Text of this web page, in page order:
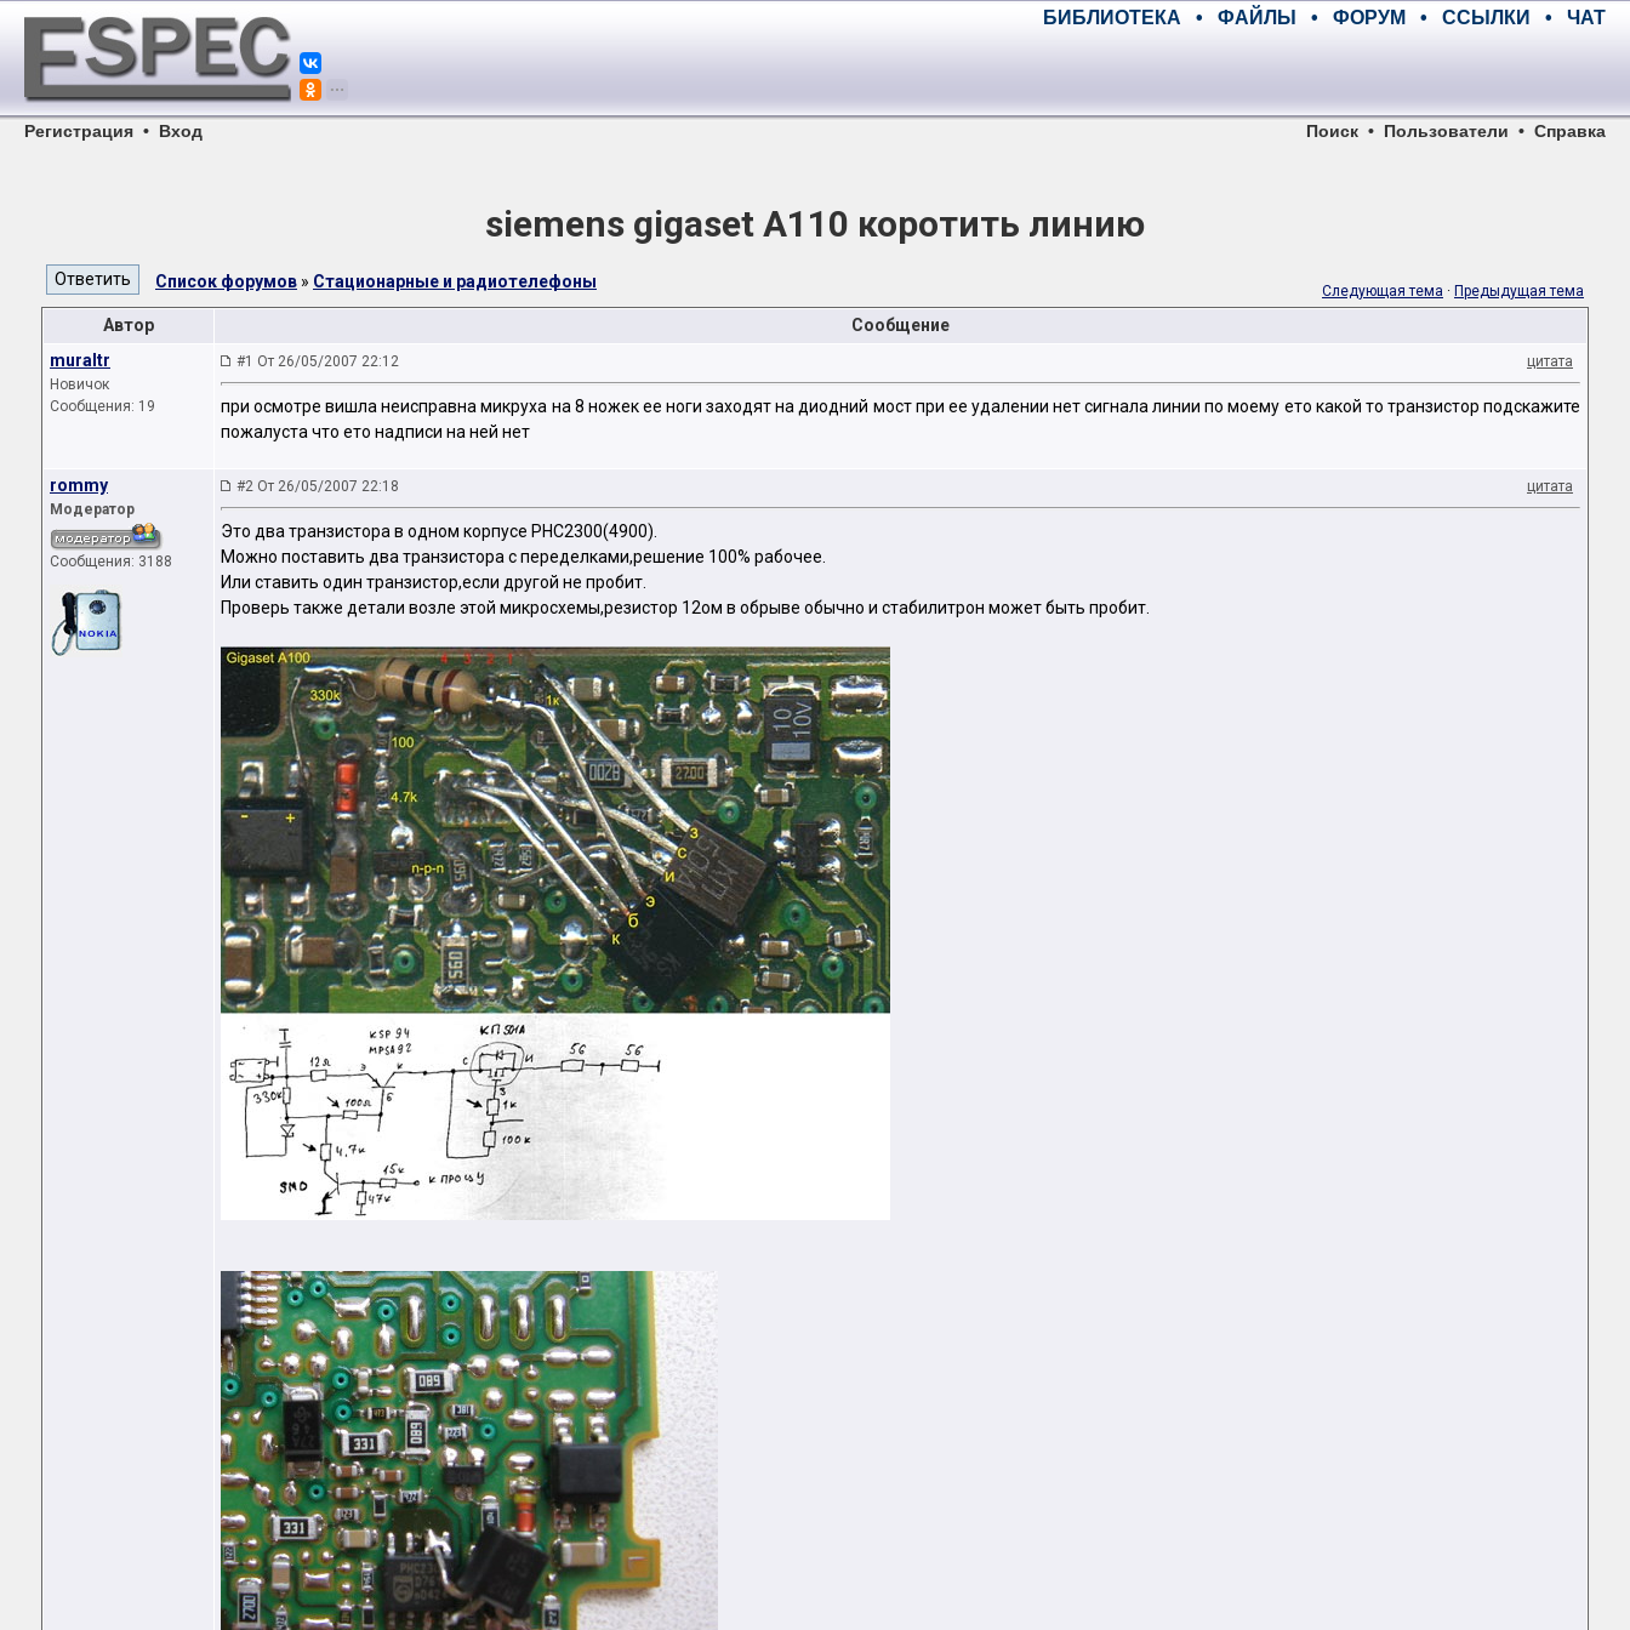
БИБЛИОТЕКА • ФАЙЛЫ • ФОРУМ • ССЫЛКИ • ЧАТ
Регистрация • Вход Поиск • Пользователи • Справка
siemens gigaset A110 коротить линию
Список форумов » Стационарные и радиотелефоны Следующая тема · Предыдущая тема
Автор
Сообщение
muraltr
Новичок
Сообщения: 19
#1 От 26/05/2007 22:12 цитата
при осмотре вишла неисправна микруха на 8 ножек ее ноги заходят на диодний мост при ее удалении нет сигнала линии по моему ето какой то транзистор подскажите
пожалуста что ето надписи на ней нет
rommy
Модератор
Сообщения: 3188
#2 От 26/05/2007 22:18 цитата
Это два транзистора в одном корпусе РНС2300(4900).
Можно поставить два транзистора с переделками,решение 100% рабочее.
Или ставить один транзистор,если другой не пробит.
Проверь также детали возле этой микросхемы,резистор 12ом в обрыве обычно и стабилитрон может быть пробит.